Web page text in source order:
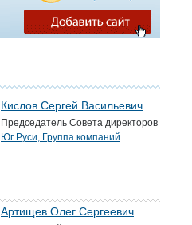
Кислов Сергей Васильевич
Председатель Совета директоров
Юг Руси, Группа компаний
Артищев Олег Сергеевич